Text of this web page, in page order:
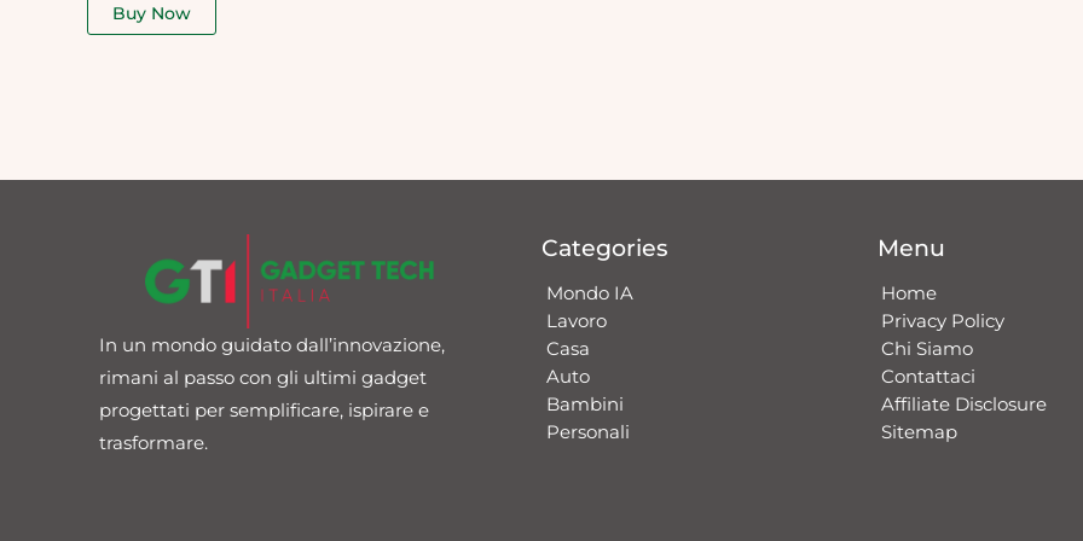
Buy Now
In un mondo guidato dall’innovazione,
rimani al passo con gli ultimi gadget
progettati per semplificare, ispirare e
trasformare.
Categories
Mondo IA
Lavoro
Casa
Auto
Bambini
Personali
Menu
Home
Privacy Policy
Chi Siamo
Contattaci​
Affiliate Disclosure
Sitemap